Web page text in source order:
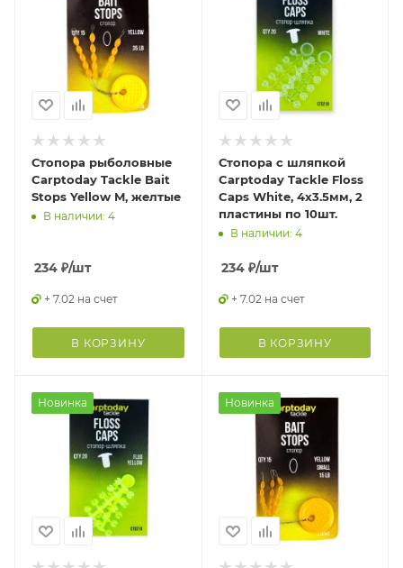
Стопора рыболовные
Carptoday Tackle Bait
Stops Yellow M, желтые
В наличии: 4
234 ₽/шт
+ 7.02 на счет
В КОРЗИНУ
Стопора с шляпкой
Carptoday Tackle Floss
Caps White, 4х3.5мм, 2
пластины по 10шт.
В наличии: 4
234₽/шт
+ 7.02 на счет
В КОРЗИНУ
Новинка Новинка